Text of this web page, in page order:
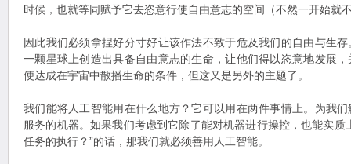
时候，也就等同赋予它去恣意行使自由意志的空间（不然一开始就
因此我们必须拿捏好分寸好让该作法不致于危及我们的自由与生
一颗星球上创造出具备自由意志的生命，让他们得以恣意地发展
便达成在宇宙中散播生命的条件，但这又是另外的主题了。
我们能将人工智能用在什么地方？它可以用在两件事情上。为我
服务的机器。如果我们考虑到它除了能对机器进行操控，也能实质
任务的执行？”的话，那我们就必须善用人工智能。